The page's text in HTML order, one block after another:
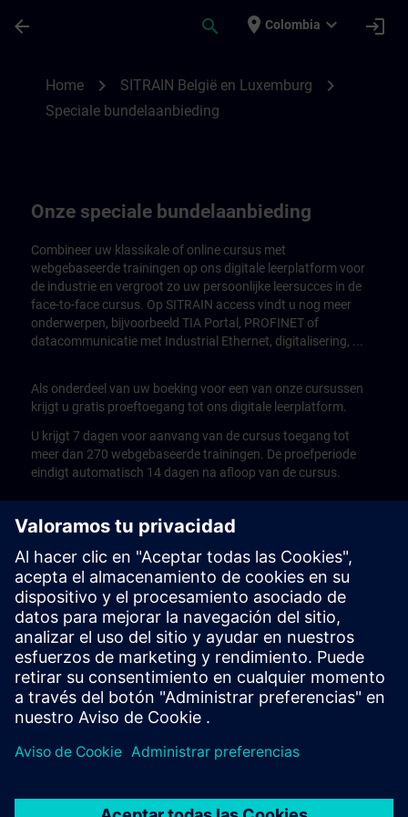
arrow_back search place Colombia expand_more login
Home chevron_right SITRAIN België en Luxemburg chevron_right
Speciale bundelaanbieding
Onze speciale bundelaanbieding
Combineer uw klassikale of online cursus met
webgebaseerde trainingen op ons digitale leerplatform voor
de industrie en vergroot zo uw persoonlijke leersucces in de
face-to-face cursus. Op SITRAIN access vindt u nog meer
onderwerpen, bijvoorbeeld TIA Portal, PROFINET of
datacommunicatie met Industrial Ethernet, digitalisering, ...
Als onderdeel van uw boeking voor een van onze cursussen
krijgt u gratis proeftoegang tot ons digitale leerplatform.
U krijgt 7 dagen voor aanvang van de cursus toegang tot
meer dan 270 webgebaseerde trainingen. De proefperiode
eindigt automatisch 14 dagen na afloop van de cursus.